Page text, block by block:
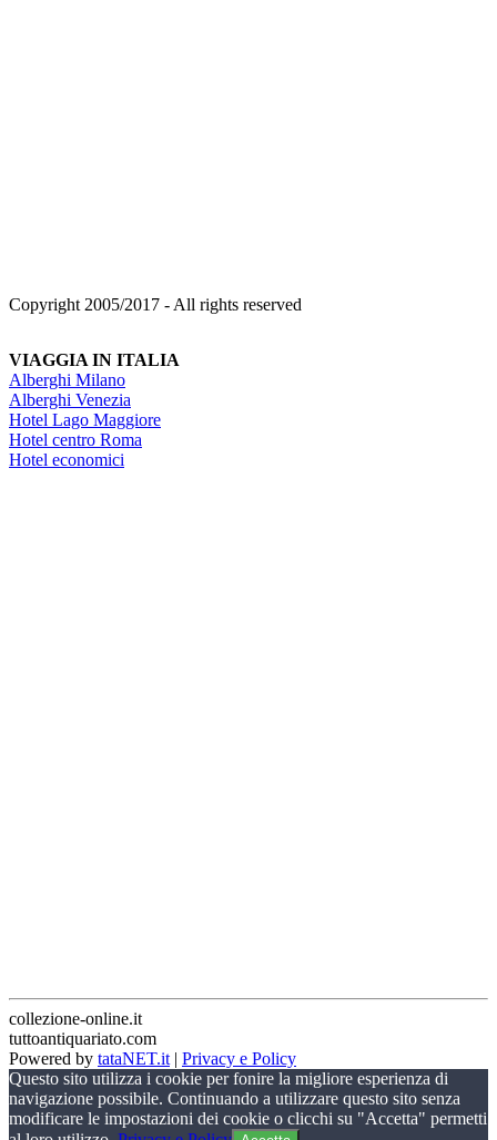
Copyright 2005/2017 - All rights reserved
VIAGGIA IN ITALIA
Alberghi Milano
Alberghi Venezia
Hotel Lago Maggiore
Hotel centro Roma
Hotel economici
collezione-online.it
tuttoantiquariato.com
Powered by tataNET.it | Privacy e Policy
Questo sito utilizza i cookie per fonire la migliore esperienza di
navigazione possibile. Continuando a utilizzare questo sito senza
modificare le impostazioni dei cookie o clicchi su "Accetta" permetti